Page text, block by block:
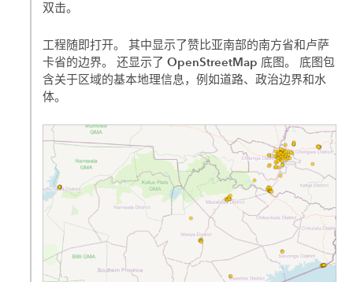
双击。
工程随即打开。 其中显示了赞比亚南部的南方省和卢萨
卡省的边界。 还显示了OpenStreetMap 底图。 底图包
含关于区域的基本地理信息，例如道路、政治边界和水
体。